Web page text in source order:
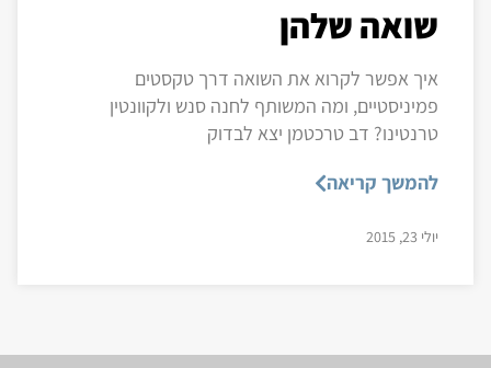
שואה שלהן
איך אפשר לקרוא את השואה דרך טקסטים
פמיניסטיים, ומה המשותף לחנה סנש ולקוונטין
טרנטינו? דב טרכטמן יצא לבדוק
להמשך קריאה
יולי 23, 2015